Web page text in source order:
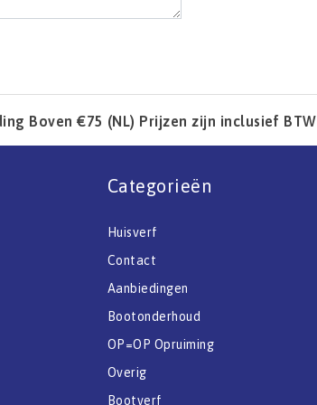
Boven €75 (NL) Prijzen zijn inclusief BTW
Categorieën
Huisverf
Contact
Aanbiedingen
Bootonderhoud
OP=OP Opruiming
Overig
Bootverf